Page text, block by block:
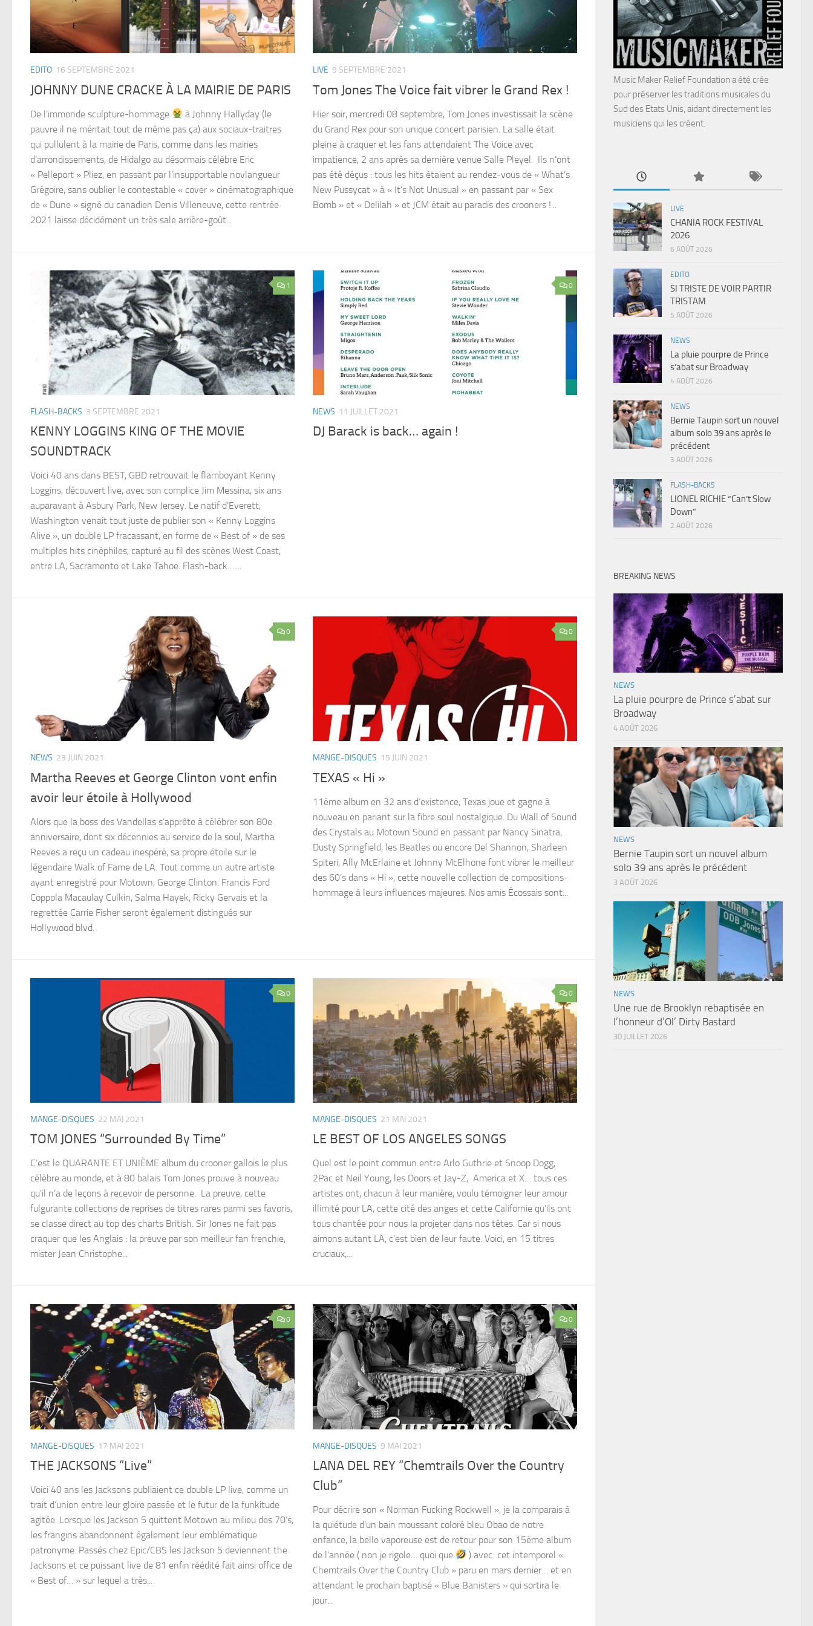
EDITO 16 SEPTEMBRE 2021
JOHNNY DUNE CRACKE À LA MAIRIE DE PARIS
De l’immonde sculpture-hommage
à Johnny Hallyday (le
pauvre il ne méritait tout de même pas ça) aux sociaux-traitres
qui pullulent à la mairie de Paris, comme dans les mairies
d’arrondissements, de Hidalgo au désormais célèbre Eric
« Pelleport » Pliez, en passant par l’insupportable novlangueur
Grégoire, sans oublier le contestable « cover » cinématographique
de « Dune » signé du canadien Denis Villeneuve, cette rentrée
2021 laisse décidément un très sale arrière-goût...
LIVE 9 SEPTEMBRE 2021
Tom Jones The Voice fait vibrer le Grand Rex !
Hier soir, mercredi 08 septembre, Tom Jones investissait la scène
du Grand Rex pour son unique concert parisien. La salle était
pleine à craquer et les fans attendaient The Voice avec
impatience, 2 ans après sa dernière venue Salle Pleyel. Ils n’ont
pas été déçus : tous les hits étaient au rendez-vous de « What’s
New Pussycat » à « It’s Not Unusual » en passant par « Sex
Bomb » et « Delilah » et JCM était au paradis des crooners !...
1
FLASH-BACKS 3 SEPTEMBRE 2021
KENNY LOGGINS KING OF THE MOVIE
SOUNDTRACK
Voici 40 ans dans BEST, GBD retrouvait le flamboyant Kenny
Loggins, découvert live, avec son complice Jim Messina, six ans
auparavant à Asbury Park, New Jersey. Le natif d’Everett,
Washington venait tout juste de publier son « Kenny Loggins
Alive », un double LP fracassant, en forme de « Best of » de ses
multiples hits cinéphiles, capturé au fil des scènes West Coast,
entre LA, Sacramento et Lake Tahoe. Flash-back…....
0
NEWS 11 JUILLET 2021
DJ Barack is back… again !
0
NEWS 23 JUIN 2021
Martha Reeves et George Clinton vont enfin
avoir leur étoile à Hollywood
Alors que la boss des Vandellas s’apprête à célébrer son 80e
anniversaire, dont six décennies au service de la soul, Martha
Reeves a reçu un cadeau inespéré, sa propre étoile sur le
légendaire Walk of Fame de LA. Tout comme un autre artiste
ayant enregistré pour Motown, George Clinton. Francis Ford
Coppola Macaulay Culkin, Salma Hayek, Ricky Gervais et la
regrettée Carrie Fisher seront également distingués sur
Hollywood blvd.
0
MANGE-DISQUES 15 JUIN 2021
TEXAS « Hi »
11ème album en 32 ans d’existence, Texas joue et gagne à
nouveau en pariant sur la fibre soul nostalgique. Du Wall of Sound
des Crystals au Motown Sound en passant par Nancy Sinatra,
Dusty Springfield, les Beatles ou encore Del Shannon, Sharleen
Spiteri, Ally McErlaine et Johnny McElhone font vibrer le meilleur
des 60’s dans « Hi », cette nouvelle collection de compositions-
hommage à leurs influences majeures. Nos amis Écossais sont...
0
MANGE-DISQUES 22 MAI 2021
TOM JONES “Surrounded By Time”
C’est le QUARANTE ET UNIÈME album du crooner gallois le plus
célèbre au monde, et à 80 balais Tom Jones prouve à nouveau
qu’il n’a de leçons à recevoir de personne. La preuve, cette
fulgurante collections de reprises de titres rares parmi ses favoris,
se classe direct au top des charts British. Sir Jones ne fait pas
craquer que les Anglais : la preuve par son meilleur fan frenchie,
mister Jean Christophe...
0
MANGE-DISQUES 21 MAI 2021
LE BEST OF LOS ANGELES SONGS
Quel est le point commun entre Arlo Guthrie et Snoop Dogg,
2Pac et Neil Young, les Doors et Jay-Z, America et X… tous ces
artistes ont, chacun à leur manière, voulu témoigner leur amour
illimité pour LA, cette cité des anges et cette Californie qu’ils ont
tous chantée pour nous la projeter dans nos têtes. Car si nous
aimons autant LA, c’est bien de leur faute. Voici, en 15 titres
cruciaux,...
0
MANGE-DISQUES 17 MAI 2021
THE JACKSONS “Live”
Voici 40 ans les Jacksons publiaient ce double LP live, comme un
trait d’union entre leur gloire passée et le futur de la funkitude
agitée. Lorsque les Jackson 5 quittent Motown au milieu des 70’s,
les frangins abandonnent également leur emblématique
patronyme. Passés chez Epic/CBS les Jackson 5 deviennent the
Jacksons et ce puissant live de 81 enfin réédité fait ainsi office de
« Best of… » sur lequel a très...
0
MANGE-DISQUES 9 MAI 2021
LANA DEL REY “Chemtrails Over the Country
Club”
Pour décrire son « Norman Fucking Rockwell », je la comparais à
la quiétude d’un bain moussant coloré bleu Obao de notre
enfance, la belle vaporeuse est de retour pour son 15ème album
de l’année ( non je rigole… quoi que
) avec cet intemporel «
Chemtrails Over the Country Club » paru en mars dernier… et en
attendant le prochain baptisé « Blue Banisters » qui sortira le
jour...
Music Maker Relief Foundation a été crée
pour préserver les traditions musicales du
Sud des Etats Unis, aidant directement les
musiciens qui les créent.
LIVE
CHANIA ROCK FESTIVAL
2026
6 AOÛT 2026
EDITO
SI TRISTE DE VOIR PARTIR
TRISTAM
5 AOÛT 2026
NEWS
La pluie pourpre de Prince
s’abat sur Broadway
4 AOÛT 2026
NEWS
Bernie Taupin sort un nouvel
album solo 39 ans après le
précédent
3 AOÛT 2026
FLASH-BACKS
LIONEL RICHIE “Can’t Slow
Down”
2 AOÛT 2026
BREAKING NEWS
NEWS
La pluie pourpre de Prince s’abat sur
Broadway
4 AOÛT 2026
NEWS
Bernie Taupin sort un nouvel album
solo 39 ans après le précédent
3 AOÛT 2026
NEWS
Une rue de Brooklyn rebaptisée en
l’honneur d’Ol’ Dirty Bastard
30 JUILLET 2026